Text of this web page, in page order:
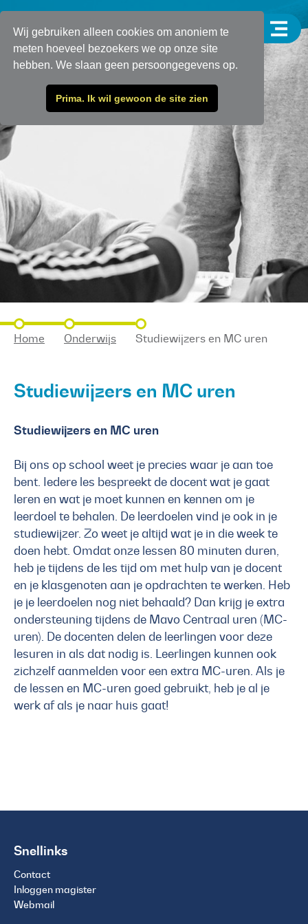
Wij gebruiken alleen cookies om anoniem te
meten hoeveel bezoekers we op onze site
hebben. We slaan geen persoongegevens op.
Prima. Ik wil gewoon de site zien
Home Onderwijs Studiewijzers en MC uren
Studiewijzers en MC uren
Studiewijzers en MC uren
Bij ons op school weet je precies waar je aan toe
bent. Iedere les bespreekt de docent wat je gaat
leren en wat je moet kunnen en kennen om je
leerdoel te behalen. De leerdoelen vind je ook in je
studiewijzer. Zo weet je altijd wat je in die week te
doen hebt. Omdat onze lessen 80 minuten duren,
heb je tijdens de les tijd om met hulp van je docent
en je klasgenoten aan je opdrachten te werken. Heb
je je leerdoelen nog niet behaald? Dan krijg je extra
ondersteuning tijdens de Mavo Centraal uren (MC-
uren). De docenten delen de leerlingen voor deze
lesuren in als dat nodig is. Leerlingen kunnen ook
zichzelf aanmelden voor een extra MC-uren. Als je
de lessen en MC-uren goed gebruikt, heb je al je
werk af als je naar huis gaat!
Snellinks
Contact
Inloggen magister
Webmail